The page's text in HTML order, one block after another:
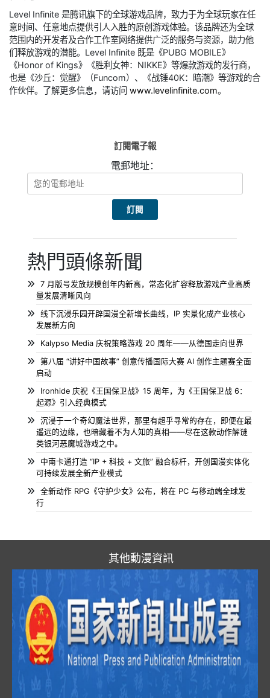
Level Infinite 是腾讯旗下的全球游戏品牌，致力于为全球玩家在任
意时间、任意地点提供引人入胜的原创游戏体验。该品牌还为全球
范围内的开发者及合作工作室网络提供广泛的服务与资源，助力他
们释放游戏的潜能。Level Infinite 既是《PUBG MOBILE》
《Honor of Kings》《胜利女神：NIKKE》等爆款游戏的发行商，
也是《沙丘：觉醒》（Funcom）、《战锤40K：暗潮》等游戏的合
作伙伴。了解更多信息，请访问 www.levelinfinite.com。
訂閱電子報
電郵地址：
熱門頭條新聞
7 月版号发放规模创年内新高，常态化扩容释放游戏产业高质
量发展清晰风向
线下沉浸乐园开辟国漫全新增长曲线，IP 实景化成产业核心
发展新方向
Kalypso Media 庆祝策略游戏 20 周年——从德国走向世界
第八届 “讲好中国故事” 创意传播国际大赛 AI 创作主题赛全面
启动
Ironhide 庆祝《王国保卫战》15 周年，为《王国保卫战 6：
起源》引入经典模式
沉浸于一个奇幻魔法世界，那里有超乎寻常的存在，即便在最
遥远的边缘，也暗藏着不为人知的真相——尽在这款动作解谜
类银河恶魔城游戏之中。
中南卡通打造 “IP + 科技 + 文旅” 融合标杆，开创国漫实体化
可持续发展全新产业模式
全新动作 RPG《守护少女》公布，将在 PC 与移动端全球发
行
其他動漫資訊